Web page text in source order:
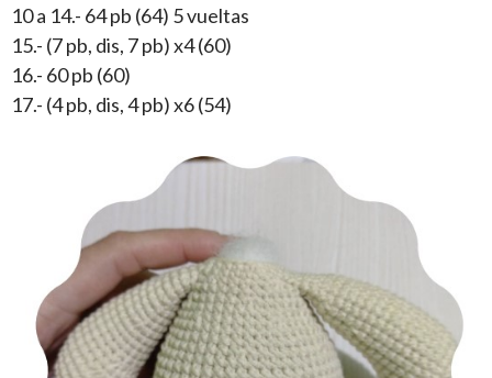
10 a 14.- 64 pb (64) 5 vueltas
15.- (7 pb, dis, 7 pb) x4 (60)
16.- 60 pb (60)
17.- (4 pb, dis, 4 pb) x6 (54)